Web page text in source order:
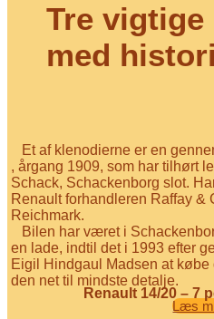
Tre
med
Et af klenodierne er en
, årgang 1909, som har tilhørt
Schack, Schackenborg slot.
Renault forhandleren Raffay &
Reichmark.
Bilen har været i
en lade, indtil det i 1993 efter
Eigil Hindgaul Madsen at købe
den net til mindste detalje.
Renault 14/20 – 7
Læs